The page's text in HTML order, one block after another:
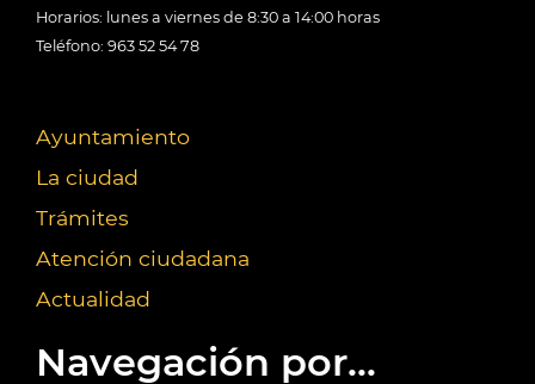
Horarios: lunes a viernes de 8:30 a 14:00 horas
Teléfono: 963 52 54 78
Ayuntamiento
La ciudad
Trámites
Atención ciudadana
Actualidad
Navegación por...